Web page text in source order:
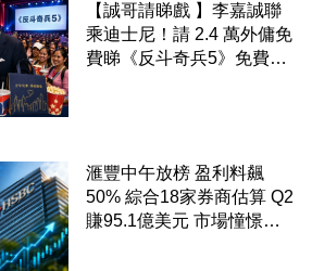
【誠哥請睇戲 】李嘉誠聯
乘迪士尼！請 2.4 萬外傭免
費睇《反斗奇兵5》免費包
滙豐中午放榜 盈利料飆
50% 綜合18家券商估算 Q2
賺95.1億美元 市場憧憬重